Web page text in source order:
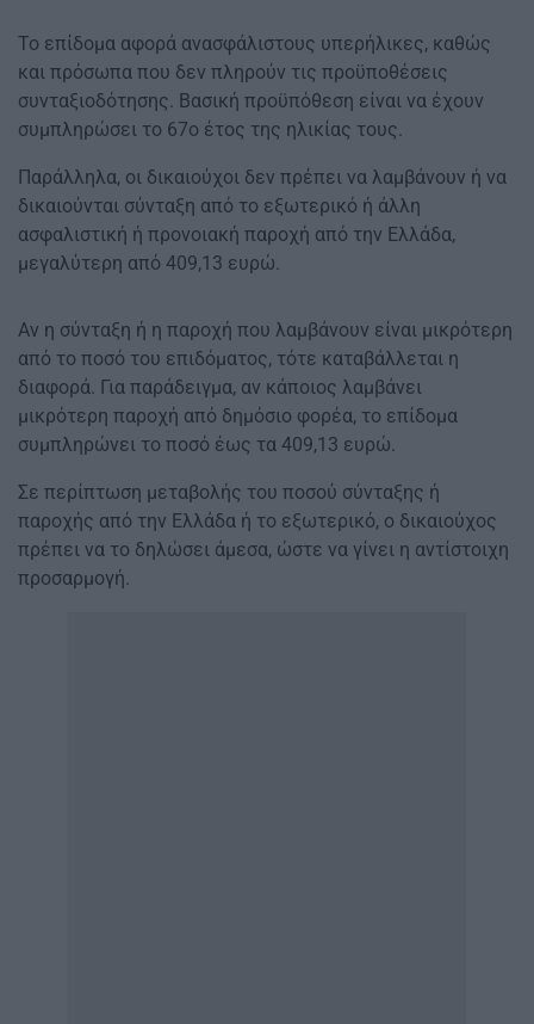
Το επίδομα αφορά ανασφάλιστους υπερήλικες, καθώς
και πρόσωπα που δεν πληρούν τις προϋποθέσεις
συνταξιοδότησης. Βασική προϋπόθεση είναι να έχουν
συμπληρώσει το 67ο έτος της ηλικίας τους.
Παράλληλα, οι δικαιούχοι δεν πρέπει να λαμβάνουν ή να
δικαιούνται σύνταξη από το εξωτερικό ή άλλη
ασφαλιστική ή προνοιακή παροχή από την Ελλάδα,
μεγαλύτερη από 409,13 ευρώ.
Αν η σύνταξη ή η παροχή που λαμβάνουν είναι μικρότερη
από το ποσό του επιδόματος, τότε καταβάλλεται η
διαφορά. Για παράδειγμα, αν κάποιος λαμβάνει
μικρότερη παροχή από δημόσιο φορέα, το επίδομα
συμπληρώνει το ποσό έως τα 409,13 ευρώ.
Σε περίπτωση μεταβολής του ποσού σύνταξης ή
παροχής από την Ελλάδα ή το εξωτερικό, ο δικαιούχος
πρέπει να το δηλώσει άμεσα, ώστε να γίνει η αντίστοιχη
προσαρμογή.